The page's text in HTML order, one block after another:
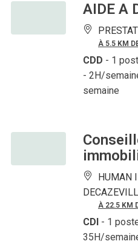
AIDE A
À 5.5 KM
CDD - 1
- 2H/
semaine
HUMAN
À 22.5 KM
CDI - 1
35H/